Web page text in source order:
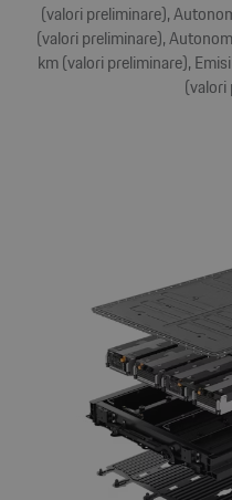
(valori preliminare),
(valori preliminare),
km (valori preliminare),
(valori